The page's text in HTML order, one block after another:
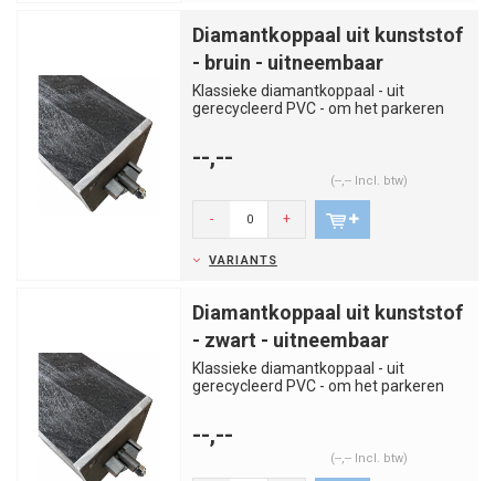
Diamantkoppaal uit kunststof
- bruin - uitneembaar
Klassieke diamantkoppaal - uit
gerecycleerd PVC - om het parkeren
--,--
(--,-- Incl. btw)
- +
VARIANTS
Diamantkoppaal uit kunststof
- zwart - uitneembaar
Klassieke diamantkoppaal - uit
gerecycleerd PVC - om het parkeren
--,--
(--,-- Incl. btw)